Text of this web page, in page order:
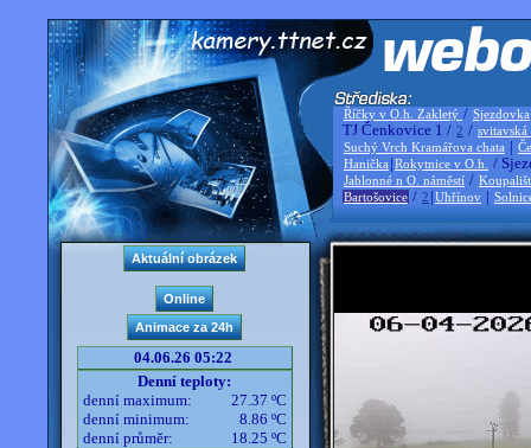
Říčky v O.h. Zakletý / Sjezdovka
TJ Čenkovice 1 / 2 / svitavská
Suchý Vrch Kramářova chata |
Hanička |Rokytnice v O.h. /
Jablonné n O. náměstí /
Bartošovice / 2 |Uhřínov |
04.06.26 05:22
Denní teploty:
denní maximum:
27.37 ºC
denní minimum:
8.86 ºC
denní průměr:
18.25 ºC